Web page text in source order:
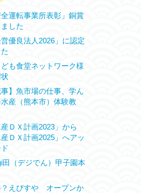
全運転事業所表彰」銅賞
した
営優良法人2026」に認定
も食堂ネットワーク様
事】魚市場の仕事、学ん
産（熊本市）体験教
産ＤＸ計画2023」から
産ＤＸ計画2025」へアッ
田（デジでん）甲子園本
？えびすや オープンか